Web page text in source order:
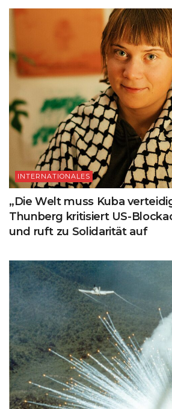
INTERNATIONALES
„Die Welt muss Kuba
Thunberg kritisiert US-
und ruft zu Solidarität auf